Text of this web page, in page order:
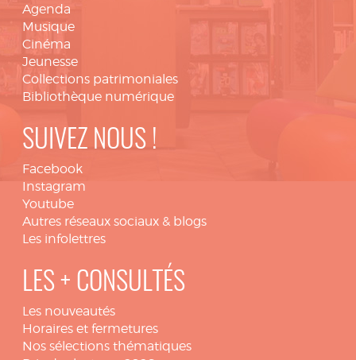
Agenda
Musique
Cinéma
Jeunesse
Collections patrimoniales
Bibliothèque numérique
SUIVEZ NOUS !
Facebook
Instagram
Youtube
Autres réseaux sociaux & blogs
Les infolettres
LES + CONSULTÉS
Les nouveautés
Horaires et fermetures
Nos sélections thématiques